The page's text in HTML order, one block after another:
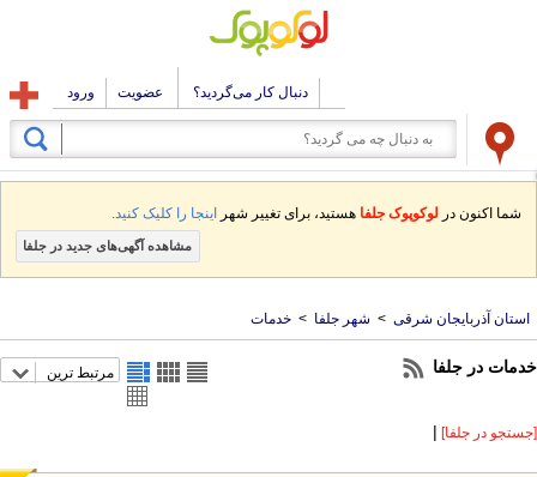
دنبال کار می‌گردید؟ عضویت ورود
شما اکنون در لوکوپوک جلفاهستید، برای تغییر شهر اینجا را کلیک کنید.
مشاهده آگهی‌های جدید در جلفا
استان آذربایجان شرقی > شهر جلفا > خدمات
در جلفا مرتبط ترین
در جلفا] |